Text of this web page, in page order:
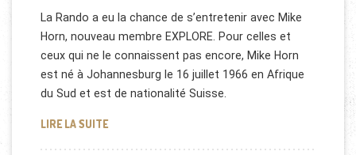
La Rando a eu la chance de s’entretenir avec Mike
Horn, nouveau membre EXPLORE. Pour celles et
ceux qui ne le connaissent pas encore, Mike Horn
est né à Johannesburg le 16 juillet 1966 en Afrique
du Sud et est de nationalité Suisse.
LIRE LA SUITEINTERVIEW AVEC L’EXPLORATEUR MIKE HORN